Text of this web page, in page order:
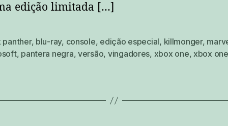
edição limitada […]
panther, blu-ray, console, edição especial, killmonger,
, pantera negra,versão, vingadores, xbox one, xbox